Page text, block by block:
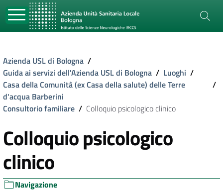
Azienda USL di Bologna /
Guida ai servizi dell'Azienda USL di Bologna / Luoghi /
Casa della Comunità (ex Casa della salute) delle Terre
d'acqua Barberini
/
Consultorio familiare / Colloquio psicologico clinico
Colloquio psicologico
clinico
Navigazione